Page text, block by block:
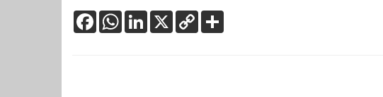
FacebookWhatsApp
LinkedIn
X Copy
Link